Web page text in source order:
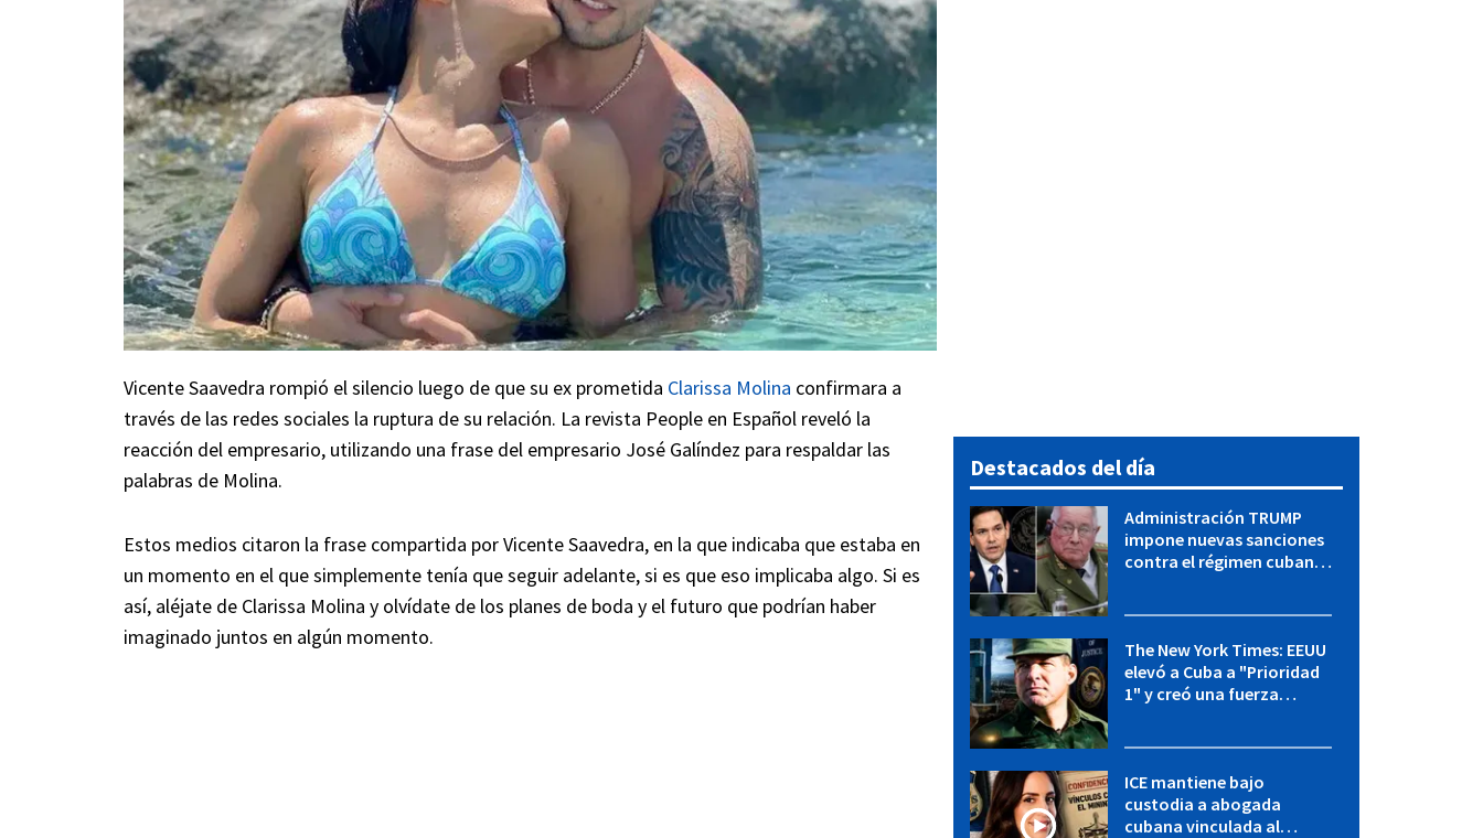
Vicente Saavedra rompió el silencio luego de que su ex prometida Clarissa Molina confirmara a
través de las redes sociales la ruptura de su relación. La revista People en Español reveló la
reacción del empresario, utilizando una frase del empresario José Galíndez para respaldar las
palabras de Molina.
Estos medios citaron la frase compartida por Vicente Saavedra, en la que indicaba que estaba en
un momento en el que simplemente tenía que seguir adelante, si es que eso implicaba algo. Si es
así, aléjate de Clarissa Molina y olvídate de los planes de boda y el futuro que podrían haber
imaginado juntos en algún momento.
Destacados del día
Administración TRUMP
impone nuevas sanciones
contra el régimen cubano:
The New York Times: EEUU
elevó a Cuba a "Prioridad
1" y creó una fuerza
ICE mantiene bajo
custodia a abogada
cubana vinculada al